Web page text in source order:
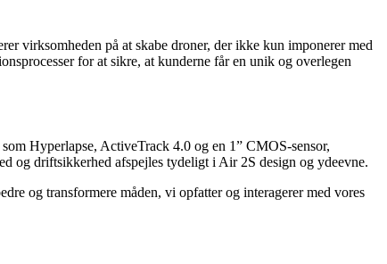
virksomheden på at skabe droner, der ikke kun imponerer med
for at sikre, at kunderne får en unik og overlegen
Hyperlapse, ActiveTrack 4.0 og en 1” CMOS-sensor,
og driftsikkerhed afspejles tydeligt i Air 2S design og ydeevne.
og transformere måden, vi opfatter og interagerer med vores